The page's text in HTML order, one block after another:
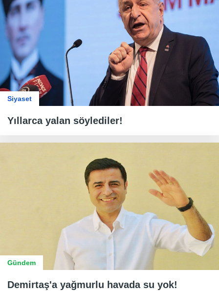
Siyaset
Yıllarca yalan söylediler!
Gündem
Demirtaş'a yağmurlu havada su yok!